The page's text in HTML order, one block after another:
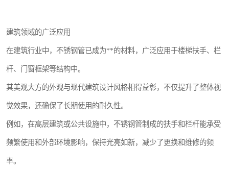
建筑领域的广泛应用
在建筑行业中，不锈钢管已成为**的材料，广泛应用于楼梯扶手、栏
杆、门窗框架等结构中。
其美观大方的外观与现代建筑设计风格相得益彰，不仅提升了整体视
觉效果，还确保了长期使用的耐久性。
例如，在高层建筑或公共设施中，不锈钢管制成的扶手和栏杆能承受
频繁使用和外部环境影响，保持光亮如新，减少了更换和维修的频
率。